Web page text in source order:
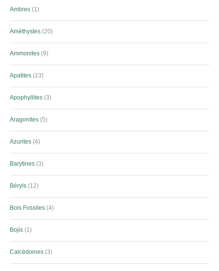
Ambres 1
Améthystes 20
Ammonites 9
Apatites 23
Apophyllites 3
Aragonites 5
Azurites 4
Barytines 3
Béryls 12
Bois Fossiles 4
Bojis 1
Calcédoines 3